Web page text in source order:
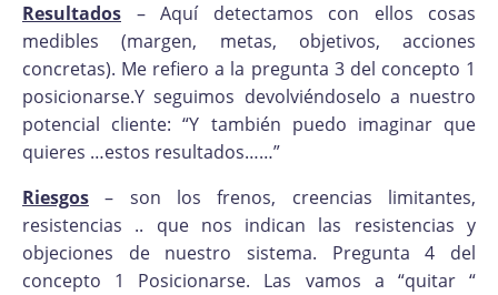
Resultados – Aquí detectamos con ellos cosas
medibles (margen, metas, objetivos, acciones
concretas). Me refiero a la pregunta 3 del concepto 1
posicionarse.Y seguimos devolviéndoselo a nuestro
potencial cliente: “Y también puedo imaginar que
quieres …estos resultados……”
Riesgos – son los frenos, creencias limitantes,
resistencias .. que nos indican las resistencias y
objeciones de nuestro sistema. Pregunta 4 del
concepto 1 Posicionarse. Las vamos a “quitar “